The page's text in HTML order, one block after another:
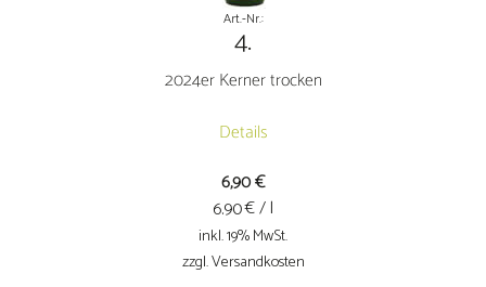
Art.-Nr.:
4.
2024er Kerner trocken
Details
6,90€
6.90€ / l
inkl. 19% MwSt.
zzgl. Versandkosten